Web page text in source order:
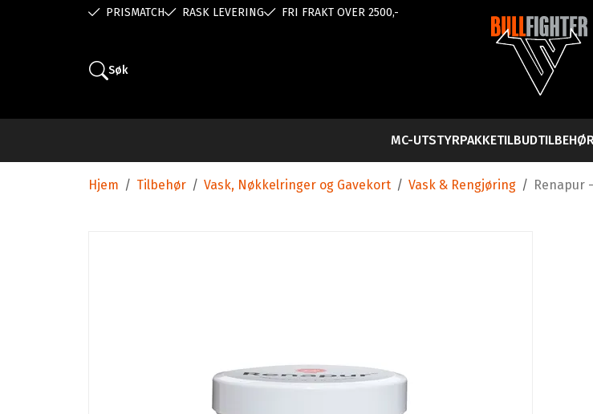
PRISMATCH RASK LEVERING FRI FRAKT OVER 2500,-
Søk
MC-UTSTYRPAKKETILBUD
/
Hjem /
Tilbehør /
Vask, Nøkkelringer og Gavekort /
Vask & Rengjøring Renapur